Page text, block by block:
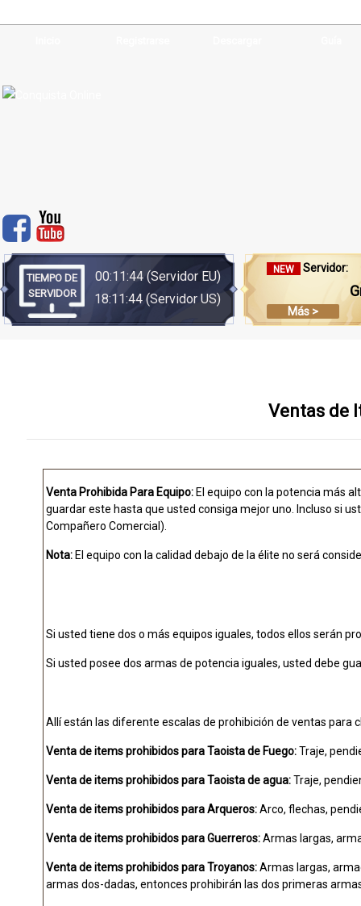
TIEMPO DE
SERVIDOR
00:11:44(Servidor EU)
18:11:44 (Servidor US)
NEW Servidor:
Más >
Ventas de
Venta Prohibida Para Equipo: El equipo con la potencia más
guardar este hasta que usted consiga mejor uno. Incluso si
Compañero Comercial).
Nota: El equipo con la calidad debajo de la élite no será
Si usted tiene dos o más equipos iguales, todos ellos serán
Si usted posee dos armas de potencia iguales, usted debe
Allí están las diferente escalas de prohibición de ventas para
Venta de items prohibidos para Taoista de Fuego:Traje,
Venta de items prohibidos para Taoista de agua:Traje,
Venta de items prohibidos para Arqueros:Arco, flechas,
Venta de items prohibidos para Guerreros:Armas largas,
Venta de items prohibidos para Troyanos:Armas largas,
armas dos-dadas, entonces prohibirán las dos primeras